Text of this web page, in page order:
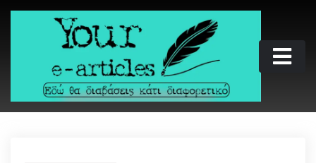
Skip
Your e-articles
Εδώ θα διαβάσεις κάτι διαφορετικό